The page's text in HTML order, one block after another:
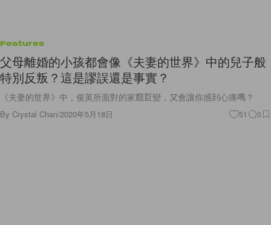
Features
父母離婚的小孩都會像《夫妻的世界》中的兒子般
特別反叛？這是謬誤還是事實？
《夫妻的世界》中，俊英所面對的家庭巨變，又會讓你感到心痛嗎？
By Crystal Chan/2020年5月18日 51 0